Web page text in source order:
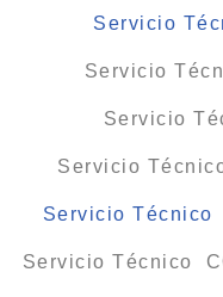
Servicio
Servicio
Servicio
Servicio
Servicio
Servicio Técnico